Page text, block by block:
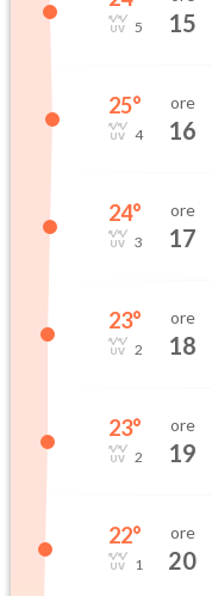
5 15
25°
4
ore
16
24°
3
ore
17
23°
2
ore
18
23°
2
ore
19
22°
1
ore
20